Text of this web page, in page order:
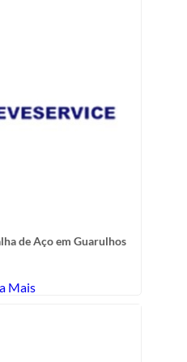
de Aço em Guarulhos
Mais